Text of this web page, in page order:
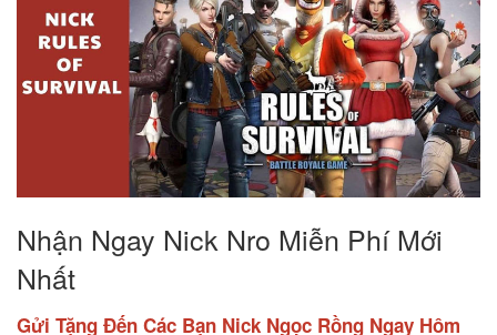
Nhận Ngay Nick Nro Miễn Phí Mới
Nhất
Gửi Tặng Đến Các Bạn Nick Ngọc Rồng Ngay Hôm